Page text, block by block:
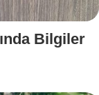
Bilgiler